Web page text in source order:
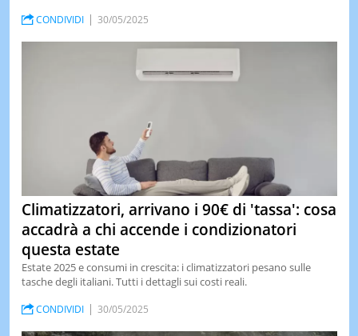
CONDIVIDI 30/05/2025
Climatizzatori, arrivano i 90€ di 'tassa': cosa
accadrà a chi accende i condizionatori
questa estate
Estate 2025 e consumi in crescita: i climatizzatori pesano sulle
tasche degli italiani. Tutti i dettagli sui costi reali.
CONDIVIDI 30/05/2025